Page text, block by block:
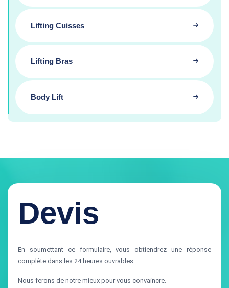
Lifting Cuisses
Lifting Bras
Body Lift
Devis
En soumettant ce formulaire, vous obtiendrez une réponse
complète dans les 24 heures ouvrables.
Nous ferons de notre mieux pour vous convaincre.